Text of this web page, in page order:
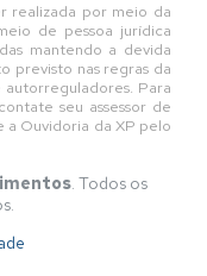
realizada por meio da
de pessoa jurídica
mantendo a devida
previsto nas regras da
Para
seu assessor de
a Ouvidoria da XP pelo
. Todos os